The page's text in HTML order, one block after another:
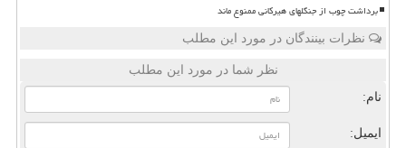
برداشت چوب از جنگلهای هیرکانی ممنوع ماند
نظرات بینندگان در مورد این مطلب
نظر شما در مورد این مطلب
نام:
ایمیل: